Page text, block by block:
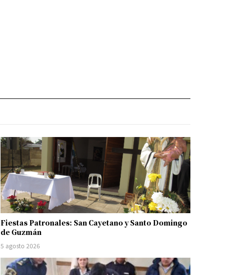
Fiestas Patronales: San Cayetano y Santo Domingo
de Guzmán
5 agosto 2026